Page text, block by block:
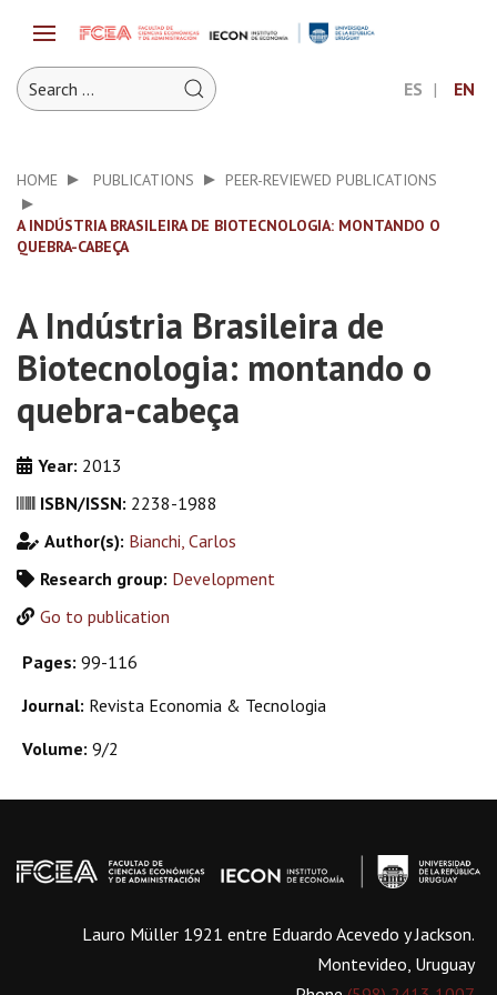
ES EN
HOME PUBLICATIONS PEER-REVIEWED PUBLICATIONS
A INDÚSTRIA BRASILEIRA DE BIOTECNOLOGIA: MONTANDO O
QUEBRA-CABEÇA
A Indústria Brasileira de
Biotecnologia: montando o
quebra-cabeça
Year: 2013
ISBN/ISSN: 2238-1988
Author(s): Bianchi, Carlos
Research group: Development
Go to publication
Pages: 99-116
Journal: Revista Economia & Tecnologia
Volume: 9/2
Lauro Müller 1921 entre Eduardo Acevedo y Jackson.
Montevideo, Uruguay